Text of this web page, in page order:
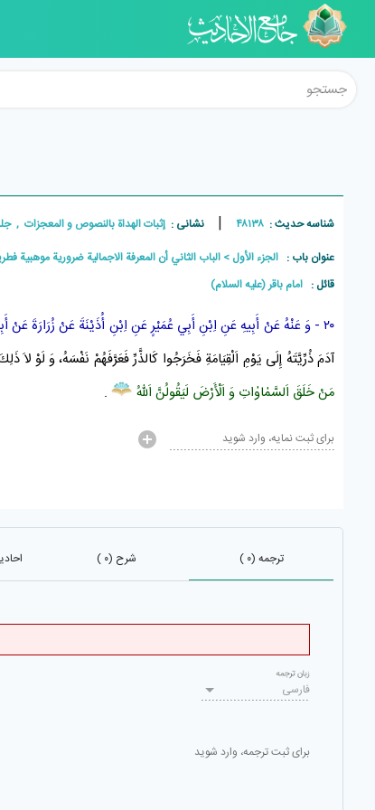
شناسه حدیث : ۴۸۱۳۸ | نشانی :إثبات الهداة بالنصوص و المعجزات , جلد۱ ,
عنوان باب : الجزء الأول
الباب الثاني أن المعرفة الاجمالية ضرورية موهبية
قائل : امام باقر (علیه السلام)
۲۰ - وَ عَنْهُ عَنْ أَبِيهِ عَنِ اِبْنِ أَبِي عُمَيْرٍ عَنِ اِبْنِ أُذَيْنَةَ عَنْ زُرَارَةَ عَنْ أَبِي جَعْفَرٍ عَلَيْهِ اَلسَّلاَمُ فِي هَذِهِ اَلْآيَةِ قَالَ:
آدَمَ ذُرِّيَّتَهُ إِلَى يَوْمِ اَلْقِيَامَةِ فَخَرَجُوا كَالذَّرِّ فَعَرَّفَهُمْ نَفْسَهُ، وَ لَوْ
مَنْ خَلَقَ اَلسَّمٰاوٰاتِ وَ اَلْأَرْضَ لَيَقُولُنَّ اَللّٰهُ
.
برای ثبت نمایه، وارد شوید
ترجمه (۰ ) شرح (۰ )
فارسی
زبان ترجمه
برای ثبت ترجمه، وارد شوید